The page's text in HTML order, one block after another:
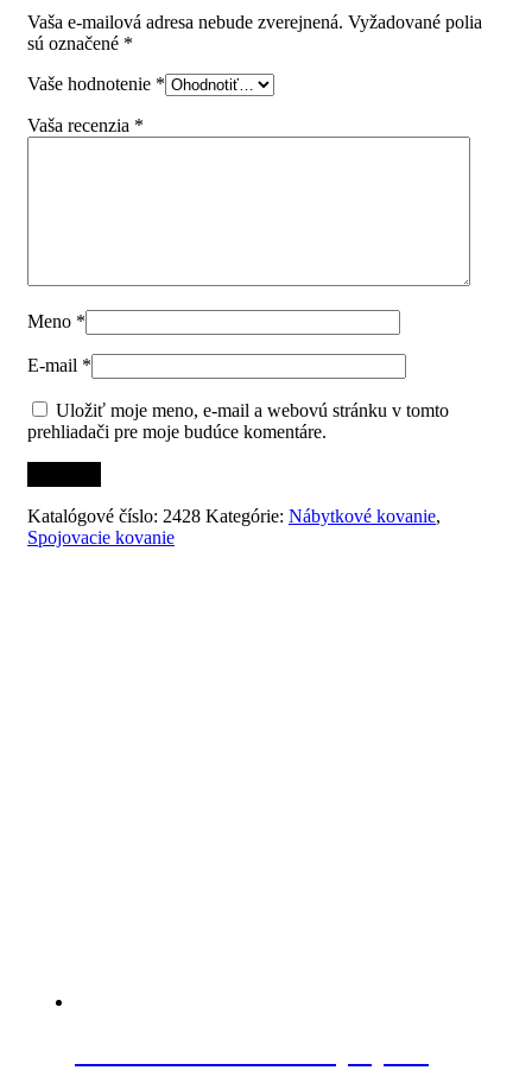
Vaša e-mailová adresa nebude zverejnená. Vyžadované polia
sú označené *
Vaše hodnotenie *
Vaša recenzia *
Meno *
E-mail *
Uložiť moje meno, e-mail a webovú stránku v tomto
prehliadači pre moje budúce komentáre.
Katalógové číslo: 2428 Kategórie: Nábytkové kovanie,
Spojovacie kovanie